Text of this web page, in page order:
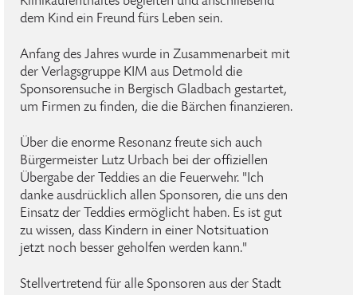
dem Kind ein Freund fürs Leben sein.
Anfang des Jahres wurde in Zusammenarbeit mit
der Verlagsgruppe KIM aus Detmold die
Sponsorensuche in Bergisch Gladbach gestartet,
um Firmen zu finden, die die Bärchen finanzieren.
Über die enorme Resonanz freute sich auch
Bürgermeister Lutz Urbach bei der offiziellen
Übergabe der Teddies an die Feuerwehr. "Ich
danke ausdrücklich allen Sponsoren, die uns den
Einsatz der Teddies ermöglicht haben. Es ist gut
zu wissen, dass Kindern in einer Notsituation
jetzt noch besser geholfen werden kann."
Stellvertretend für alle Sponsoren aus der Stadt